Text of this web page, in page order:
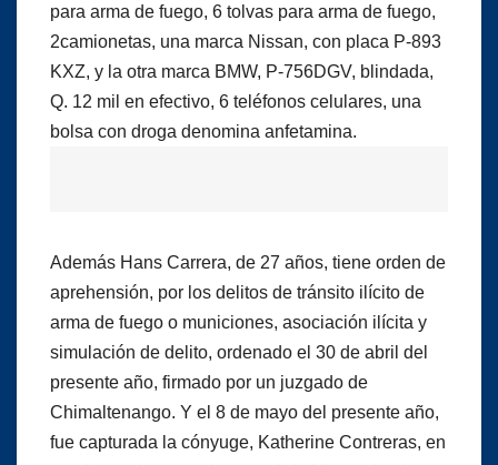
para arma de fuego, 6 tolvas para arma de fuego,
2camionetas, una marca Nissan, con placa P-893
KXZ, y la otra marca BMW, P-756DGV, blindada,
Q. 12 mil en efectivo, 6 teléfonos celulares, una
bolsa con droga denomina anfetamina.
Además Hans Carrera, de 27 años, tiene orden de
aprehensión, por los delitos de tránsito ilícito de
arma de fuego o municiones, asociación ilícita y
simulación de delito, ordenado el 30 de abril del
presente año, firmado por un juzgado de
Chimaltenango. Y el 8 de mayo del presente año,
fue capturada la cónyuge, Katherine Contreras, en